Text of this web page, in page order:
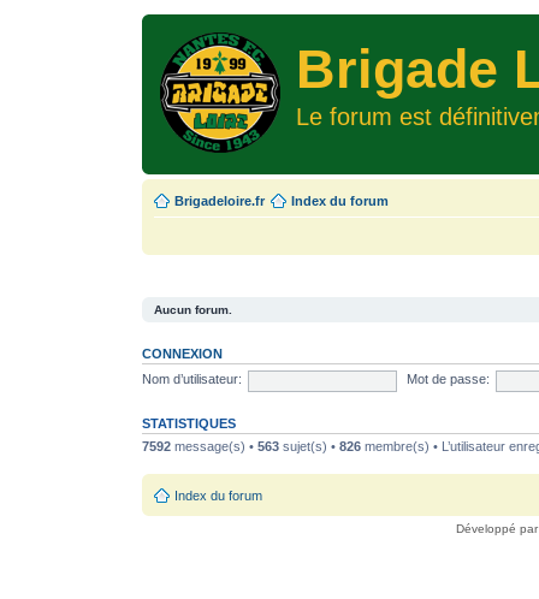
Brigade
Le forum est
Brigadeloire.fr Index du forum
Aucun forum.
CONNEXION
Nom d’utilisateur:
Mot de passe:
STATISTIQUES
7592 message(s) • 563 sujet(s) • 826 membre(s) • L’utilisateur
Index du forum
Développé